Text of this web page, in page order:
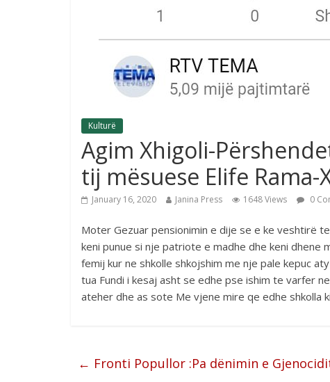
Kulturë
Agim Xhigoli-
tij mësuese Elife Rama-
January 16, 2020 Janina Press 1648 Views 0
Moter Gezuar pensionimin e dije se e ke veshtirë
keni punue si nje patriote e madhe dhe keni
femij kur ne shkolle shkojshim me nje pale kepuc
tua Fundi i kesaj asht se edhe pse ishim te varfer
ateher dhe as sote Me vjene mire qe edhe shkolla
← Fronti Popullor :Pa dënimin e